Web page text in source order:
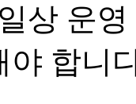
상 운
야 합니